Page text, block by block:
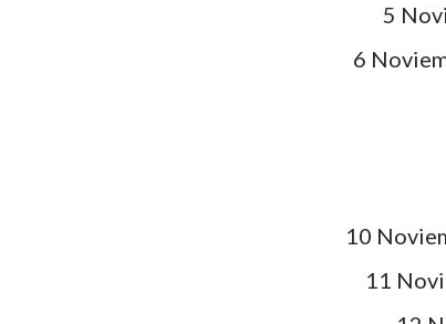
5
6
10
11